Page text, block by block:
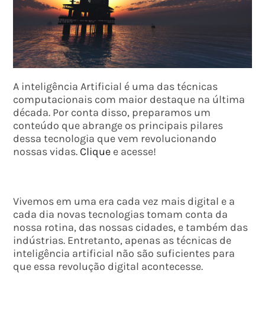
A inteligência Artificial é uma das técnicas
computacionais com maior destaque na última
década. Por conta disso, preparamos um
conteúdo que abrange os principais pilares
dessa tecnologia que vem revolucionando
nossas vidas. Clique e acesse!
Vivemos em uma era cada vez mais digital e a
cada dia novas tecnologias tomam conta da
nossa rotina, das nossas cidades, e também das
indústrias. Entretanto, apenas as técnicas de
inteligência artificial não são suficientes para
que essa revolução digital acontecesse.